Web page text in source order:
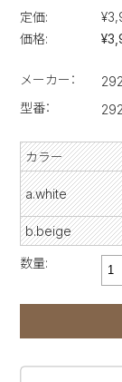
定価:
価格:
メーカー：
型番：
カラー
a.white
b.beige
数量: